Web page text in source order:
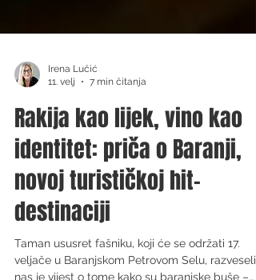
Irena Lučić
11. velj
7 min čitanja
Rakija kao lijek, vino kao
identitet: priča o Baranji,
novoj turističkoj hit-
destinaciji